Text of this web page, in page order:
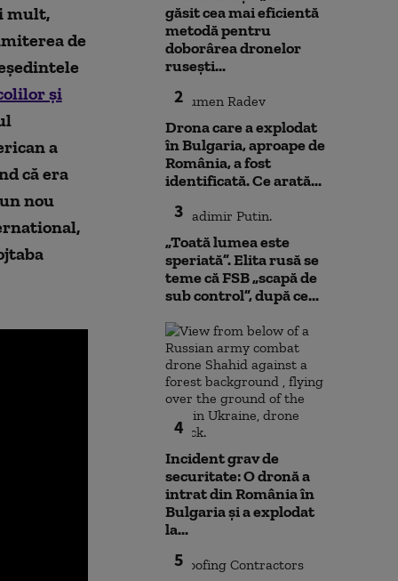
mult,
de
și
a
că era
nou
găsit cea mai eficientă
metodă pentru
doborârea dronelor
rusești...
2
Drona care a explodat
în Bulgaria, aproape de
România, a fost
identificată. Ce arată...
3
„Toată lumea este
speriată”. Elita rusă se
teme că FSB „scapă de
sub control”, după ce...
4
Incident grav de
securitate: O dronă a
intrat din România în
Bulgaria şi a explodat
la...
5